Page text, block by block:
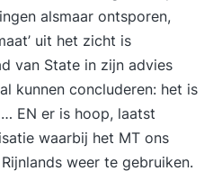
Management en
binnen diverse co
en onderbouw
afstemmen op
alsmaar ontsporen,
uit het zicht is
van State in zijn advies
kunnen concluderen: het is
EN er is hoop, laatst
waarbij het MT ons
weer te gebruiken.